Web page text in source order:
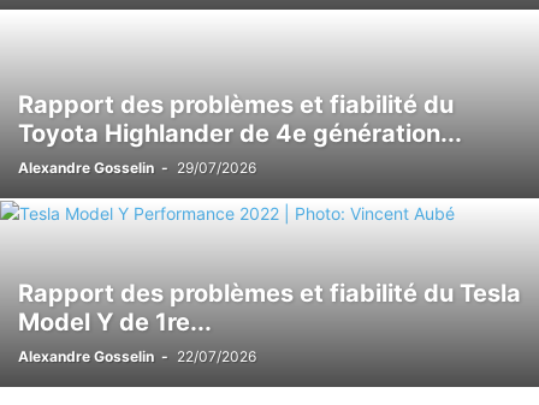
NOUVELLES SUR LES VOITURES ÉCONOMIQUES ET ÉCOLOGIQUES
TECHNOLOGY
Rapport des problèmes et fiabilité du
Toyota Highlander de 4e génération...
Alexandre Gosselin - 29/07/2026
Rapport des problèmes et fiabilité du Tesla
Model Y de 1re...
Alexandre Gosselin - 22/07/2026